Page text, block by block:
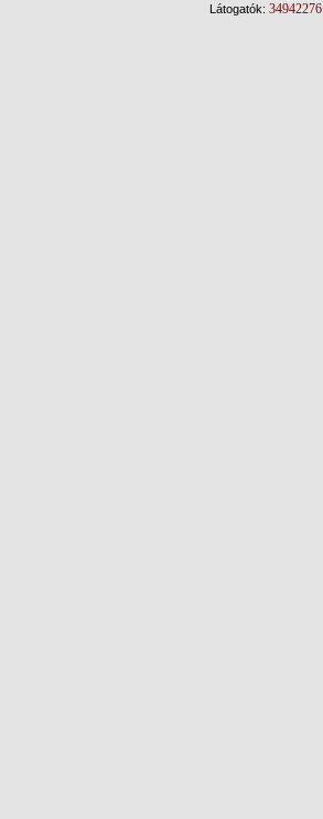
Látogatók: 34942276